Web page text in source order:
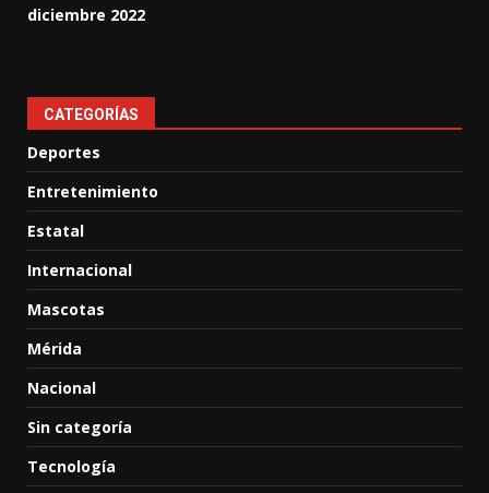
diciembre 2022
CATEGORÍAS
Deportes
Entretenimiento
Estatal
Internacional
Mascotas
Mérida
Nacional
Sin categoría
Tecnología